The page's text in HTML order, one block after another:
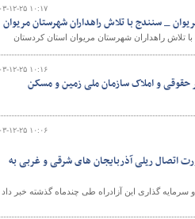
۱۴۰۳-۱۲-۲۵
_ سنندج با تلاش راهداران شهرستان مریوان
تلاش راهداران شهرستان مریوان استان کردستان
۱۴۰۳-۱۲-۲۵
و املاک سازمان ملی زمین و مسکن
۱۴۰۳-۱۲-۲۵
اتصال ریلی آذربایجان های شرقی و غربی به
سرمایه گذاری این آزادراه طی چندماه گذشته خبر داد